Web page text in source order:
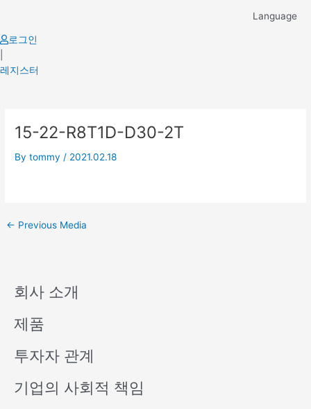
content
Language
로그인
레지스터
15-22-R8T1D-D30-2T
Bytommy / 2021.02.18
navigation
← Previous Media
회사 소개
제품
투자자 관계
기업의 사회적 책임